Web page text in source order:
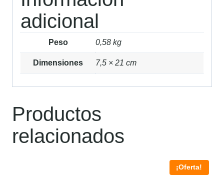
adicional
Peso 0,58 kg
Dimensiones 7,5 × 21 cm
Productos
relacionados
¡Oferta!